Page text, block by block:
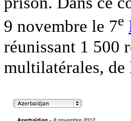
9 novembre le 7e
réunissant 1 500
multilatérales,